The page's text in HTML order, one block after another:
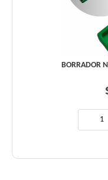
BORRADOR